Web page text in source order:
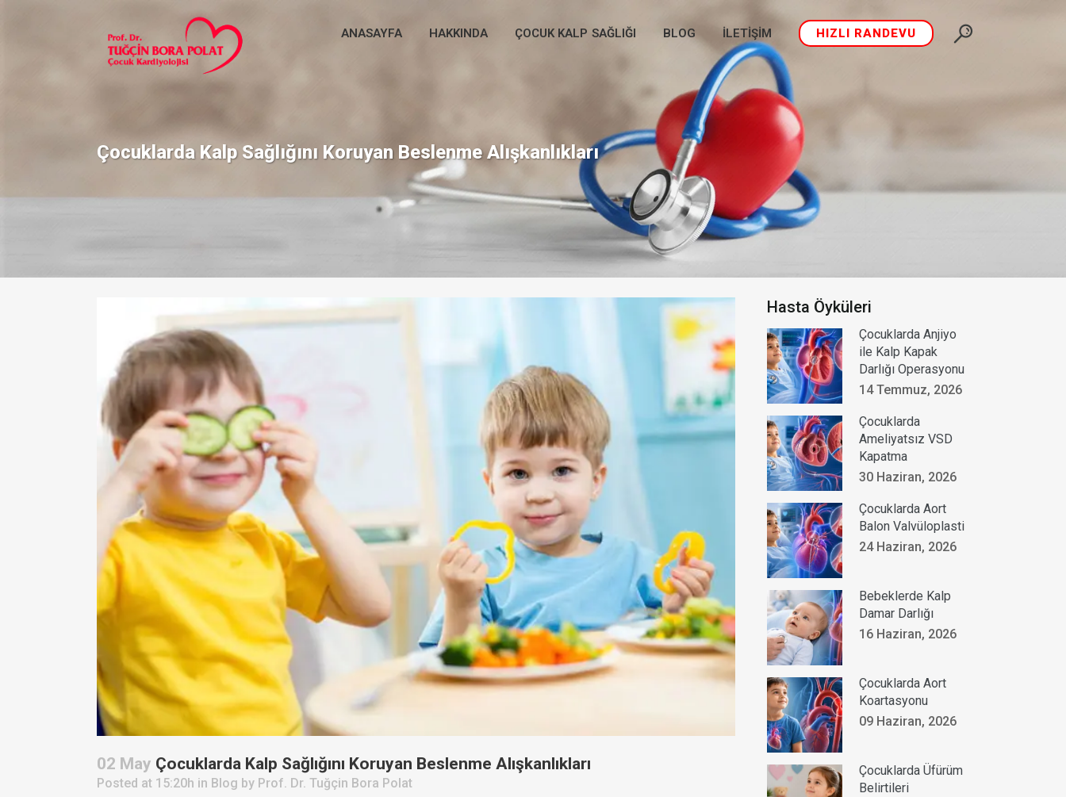
HIZLI RANDEVU
ANASAYFA HAKKINDA ÇOCUK KALP SAĞLIĞI BLOG İLETIŞIM
Çocuklarda Kalp Sağlığını Koruyan Beslenme Alışkanlıkları
02 May Çocuklarda Kalp Sağlığını Koruyan Beslenme Alışkanlıkları
Posted at 15:20h in Blog by Prof. Dr. Tuğçin Bora Polat
Hasta Öyküleri
Çocuklarda Anjiyo
ile Kalp Kapak
Darlığı Operasyonu
14 Temmuz, 2026
Çocuklarda
Ameliyatsız VSD
Kapatma
30 Haziran, 2026
Çocuklarda Aort
Balon Valvüloplasti
24 Haziran, 2026
Bebeklerde Kalp
Damar Darlığı
16 Haziran, 2026
Çocuklarda Aort
Koartasyonu
09 Haziran, 2026
Çocuklarda Üfürüm
Belirtileri